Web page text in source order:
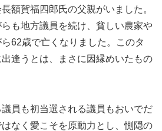
額賀福四郎氏の父親がいました。
も地方議員を続け、貧しい農家や
62歳で亡くなりました。このタ
逢うとは、まさに因縁めいたもの
員も初当選される議員もおいでだ
なく愛こそを原動力とし、惻隠の